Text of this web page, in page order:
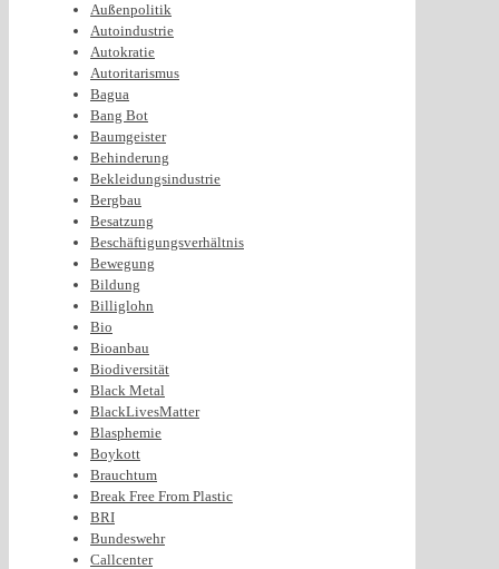
Außenpolitik
Autoindustrie
Autokratie
Autoritarismus
Bagua
Bang Bot
Baumgeister
Behinderung
Bekleidungsindustrie
Bergbau
Besatzung
Beschäftigungsverhältnis
Bewegung
Bildung
Billiglohn
Bio
Bioanbau
Biodiversität
Black Metal
BlackLivesMatter
Blasphemie
Boykott
Brauchtum
Break Free From Plastic
BRI
Bundeswehr
Callcenter